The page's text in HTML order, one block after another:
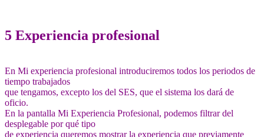
5 Experiencia profesional
En Mi experiencia profesional introduciremos todos los periodos de
tiempo trabajados
que tengamos, excepto los del SES, que el sistema los dará de
oficio.
En la pantalla Mi Experiencia Profesional, podemos filtrar del
desplegable por qué tipo
de experiencia queremos mostrar la experiencia que previamente